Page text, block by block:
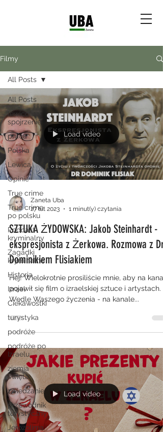
Filmy
All Posts
lewicowe
spojrzenie
praca
Polska
Lewica
Opinie
True crime
True crime
po polsku
Podcast
kryminalny
Zagadki
kryminalne
Historia
Izrael
Ciekawostki
turystyka
podróże
podróże po
Izraelu
ziemia
święta
zwiedzanie
przewodnik
turystyczny
Jerozolima
All Posts
Load video
Zaneta Uba
27 lut 2023
1 minut(y) czytania
SZTUKA ŻYDOWSKA: Jakob Steinhardt -
ekspresjonista z Żerkowa. Rozmowa z Dr
Dominikiem Flisiakiem
Hej! Wielokrotnie prosiliście mnie, aby na
pojawił się film o izraelskiej sztuce i artystach.
Wedle Waszego życzenia - na kanale...
Load video